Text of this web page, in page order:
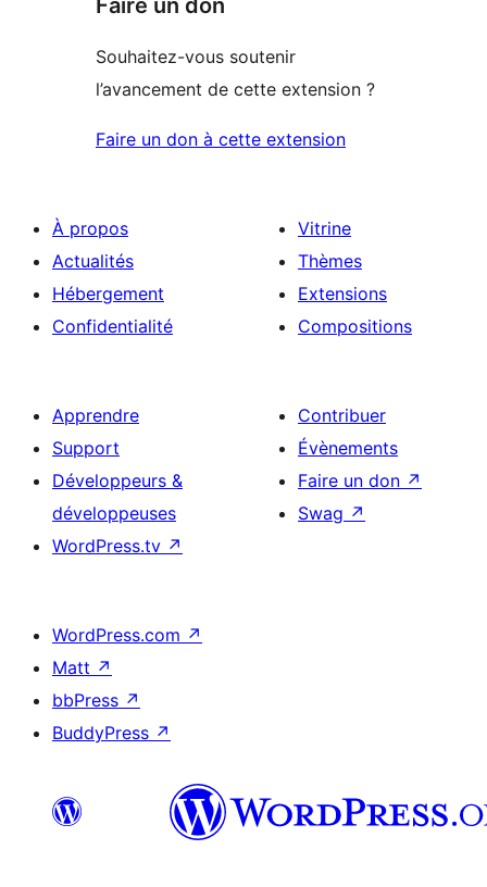
Faire un don
Souhaitez-vous soutenir
l’avancement de cette extension ?
Faire un don à cette extension
À propos
Actualités
Hébergement
Confidentialité
Vitrine
Thèmes
Extensions
Compositions
Apprendre
Support
Développeurs &
développeuses
WordPress.tv ↗
Contribuer
Évènements
Faire un don ↗
Swag ↗
WordPress.com ↗
Matt ↗
bbPress ↗
BuddyPress ↗